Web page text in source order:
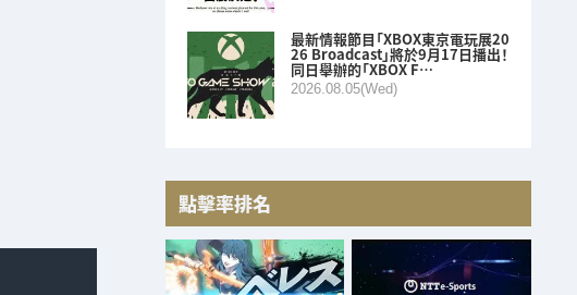
最新情報節目「XBOX東京電玩展20
26 Broadcast」將於9月17日播出！
同日舉辦的「XBOX F…
2026.08.05(Wed)
點擊率排名